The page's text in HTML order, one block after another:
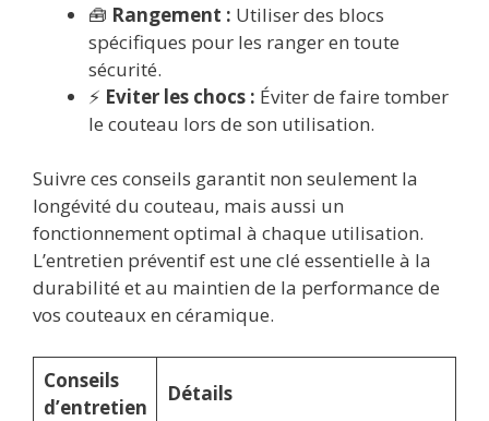
🧰 Rangement : Utiliser des blocs
spécifiques pour les ranger en toute
sécurité.
⚡ Eviter les chocs : Éviter de faire tomber
le couteau lors de son utilisation.
Suivre ces conseils garantit non seulement la
longévité du couteau, mais aussi un
fonctionnement optimal à chaque utilisation.
L’entretien préventif est une clé essentielle à la
durabilité et au maintien de la performance de
vos couteaux en céramique.
Conseils
d’entretien
Détails